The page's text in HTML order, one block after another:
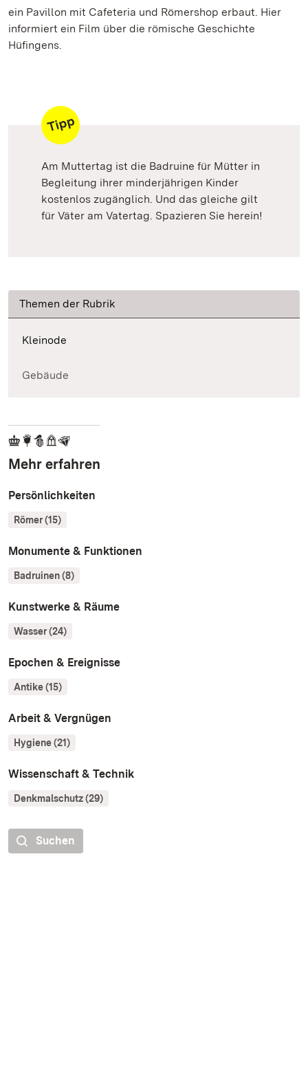
ein Pavillon mit Cafeteria und Römershop erbaut. Hier
informiert ein Film über die römische Geschichte
Hüfingens.
Am Muttertag ist die Badruine für Mütter in
Begleitung ihrer minderjährigen Kinder
kostenlos zugänglich. Und das gleiche gilt
für Väter am Vatertag. Spazieren Sie herein!
Themen der Rubrik
Kleinode
Gebäude
Mehr erfahren
Persönlichkeiten
Römer (15)
Monumente & Funktionen
Badruinen (8)
Kunstwerke & Räume
Wasser (24)
Epochen & Ereignisse
Antike (15)
Arbeit & Vergnügen
Hygiene (21)
Wissenschaft & Technik
Denkmalschutz (29)
Suchen